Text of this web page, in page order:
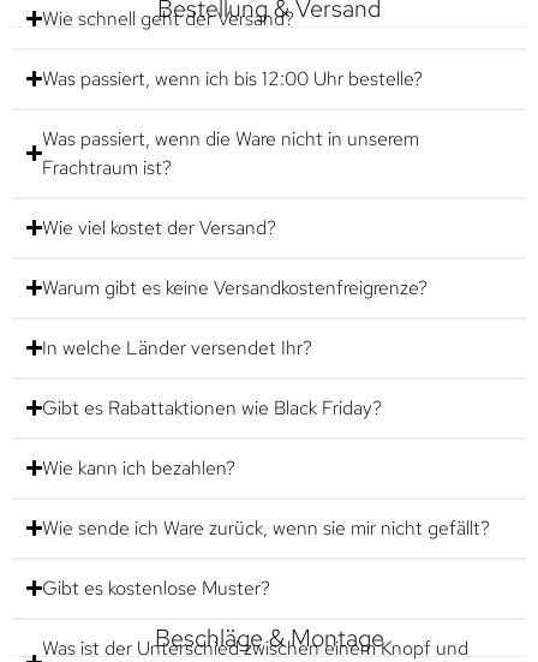
Bestellung & Versand
Wie schnell geht der Versand?
Was passiert, wenn ich bis 12:00 Uhr bestelle?
Was passiert, wenn die Ware nicht in unserem
Frachtraum ist?
Wie viel kostet der Versand?
Warum gibt es keine Versandkostenfreigrenze?
In welche Länder versendet Ihr?
Gibt es Rabattaktionen wie Black Friday?
Wie kann ich bezahlen?
Wie sende ich Ware zurück, wenn sie mir nicht gefällt?
Gibt es kostenlose Muster?
Beschläge & Montage
Was ist der Unterschied zwischen einem Knopf und